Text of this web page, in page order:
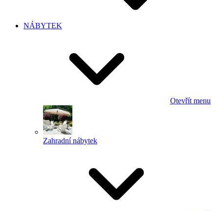
NÁBYTEK
Otevřít menu
Zahradní nábytek